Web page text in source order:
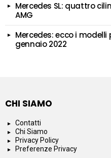
Mercedes SL: quattro
AMG
Mercedes: ecco i
gennaio 2022
CHI SIAMO
Contatti
Chi Siamo
Privacy Policy
Preferenze Privacy